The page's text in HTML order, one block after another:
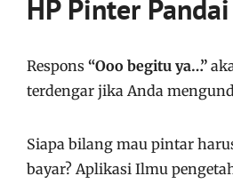
HP Pinter Pandai
Respons “Ooo begitu ya…”
terdengar jika Anda
Siapa bilang mau pintar
bayar? Aplikasi Ilmu